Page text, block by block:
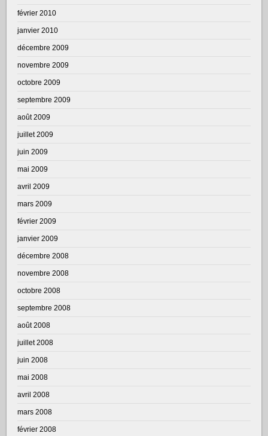
février 2010
janvier 2010
décembre 2009
novembre 2009
octobre 2009
septembre 2009
août 2009
juillet 2009
juin 2009
mai 2009
avril 2009
mars 2009
février 2009
janvier 2009
décembre 2008
novembre 2008
octobre 2008
septembre 2008
août 2008
juillet 2008
juin 2008
mai 2008
avril 2008
mars 2008
février 2008